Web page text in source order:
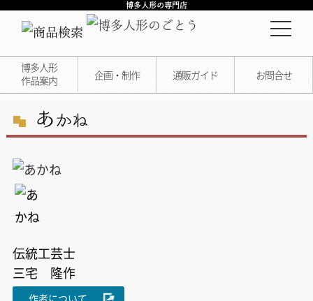
博多人形の専門店
博多人形
作品案内
企画・制作 通販ガイド お問合せ
あ かね
伝統工芸士
三宅 隆作
作者について